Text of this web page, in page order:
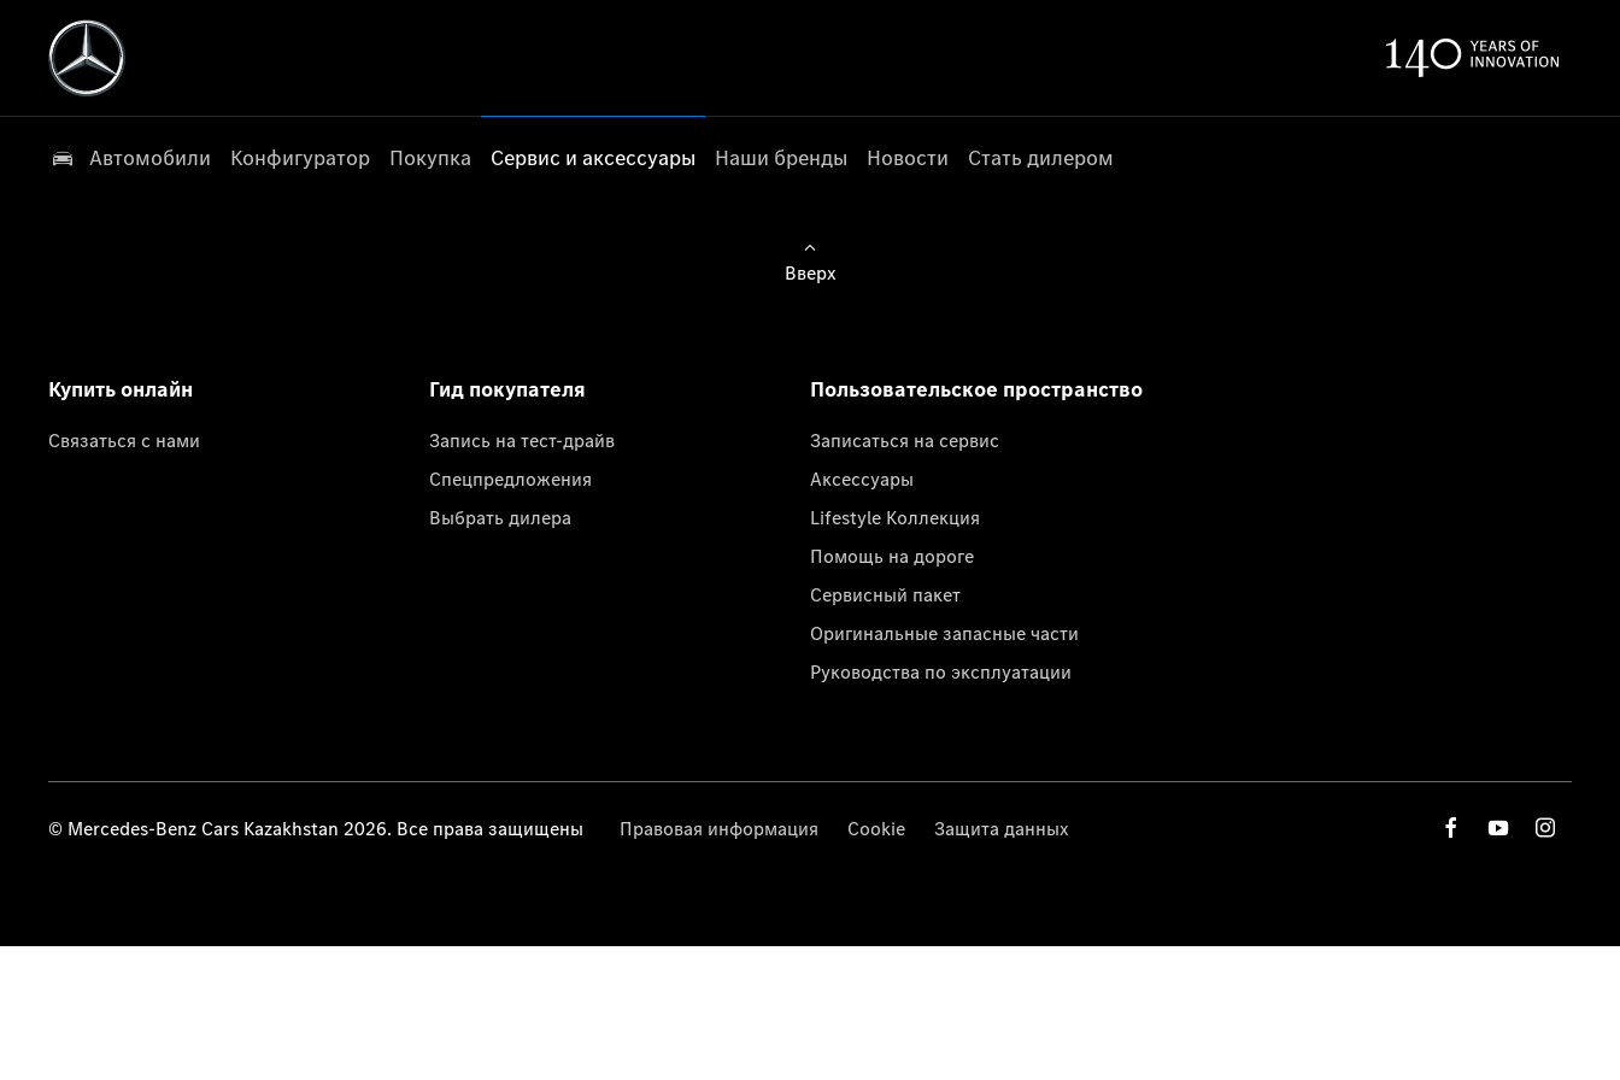
Автомобили Конфигуратор Покупка Сервис и аксессуары Наши бренды Новости Стать дилером
Вверх
Купить онлайн
Связаться с нами
Гид покупателя
Запись на тест-драйв
Спецпредложения
Выбрать дилера
Пользовательское пространство
Записаться на сервис
Аксессуары
Lifestyle Коллекция
Помощь на дороге
Сервисный пакет
Оригинальные запасные части
Руководства по эксплуатации
© Mercedes-Benz Cars Kazakhstan 2026. Все права защищены Правовая информация Cookie Защита данных